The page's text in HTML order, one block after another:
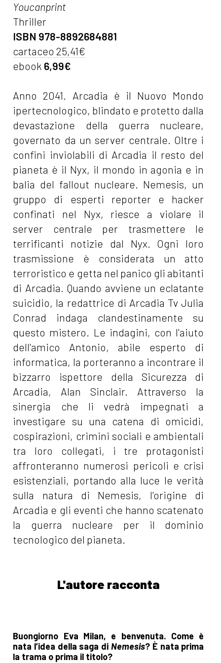
Youcanprint
Thriller
ISBN 978-8892684881
cartaceo 25,41€
ebook 6,99€
Anno 2041. Arcadia è il Nuovo Mondo
ipertecnologico, blindato e protetto dalla
devastazione della guerra nucleare,
governato da un server centrale. Oltre i
confini inviolabili di Arcadia il resto del
pianeta è il Nyx, il mondo in agonia e in
balia del fallout nucleare. Nemesis, un
gruppo di esperti reporter e hacker
confinati nel Nyx, riesce a violare il
server centrale per trasmettere le
terrificanti notizie dal Nyx. Ogni loro
trasmissione è considerata un atto
terroristico e getta nel panico gli abitanti
di Arcadia. Quando avviene un eclatante
suicidio, la redattrice di Arcadia Tv Julia
Conrad indaga clandestinamente su
questo mistero. Le indagini, con l'aiuto
dell'amico Antonio, abile esperto di
informatica, la porteranno a incontrare il
bizzarro ispettore della Sicurezza di
Arcadia, Alan Sinclair. Attraverso la
sinergia che li vedrà impegnati a
investigare su una catena di omicidi,
cospirazioni, crimini sociali e ambientali
tra loro collegati, i tre protagonisti
affronteranno numerosi pericoli e crisi
esistenziali, portando alla luce le verità
sulla natura di Nemesis, l'origine di
Arcadia e gli eventi che hanno scatenato
la guerra nucleare per il dominio
tecnologico del pianeta.
L'autore racconta
Buongiorno Eva Milan, e benvenuta. Come è
nata l’idea della saga diNemesis? È nata prima
la trama o prima il titolo?